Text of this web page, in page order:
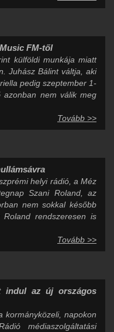
FM-től
külföldi munkája miatt
Juhász Bálint váltja, aki
pedig szeptember 1-
nem válik meg
Tovább >>
helyi rádió, a Méz
Szani Roland, az
nem sokkal később
rendszeresen is
Tovább >>
indul az új országos
kormányközeli, napokon
médiaszolgáltatási